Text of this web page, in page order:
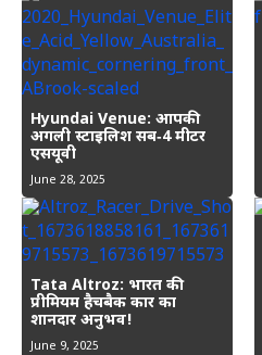
Hyundai Venue: आपकी
अगली स्टाइलिश सब‑4 मीटर
एसयूवी
June 28, 2025
Tata Altroz: भारत की
प्रीमियम हैचबैक कार का
शानदार अनुभव!
June 9, 2025